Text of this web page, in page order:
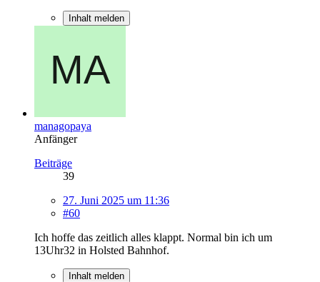
Inhalt melden
managopaya
Anfänger
Beiträge
39
27. Juni 2025 um 11:36
#60
Ich hoffe das zeitlich alles klappt. Normal bin ich um
13Uhr32 in Holsted Bahnhof.
Inhalt melden